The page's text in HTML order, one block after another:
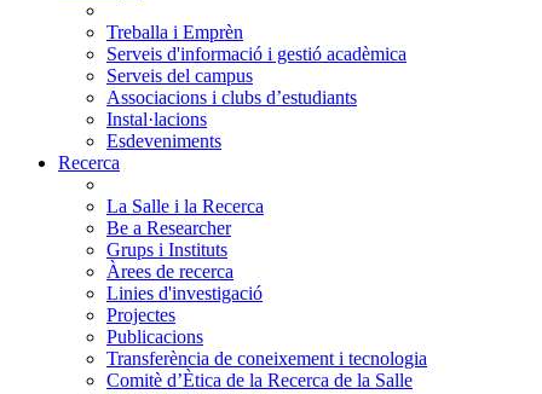
Treballa i Emprèn
Serveis d'informació i gestió acadèmica
Serveis del campus
Associacions i clubs d’estudiants
Instal·lacions
Esdeveniments
Recerca
La Salle i la Recerca
Be a Researcher
Grups i Instituts
Àrees de recerca
Linies d'investigació
Projectes
Publicacions
Transferència de coneixement i tecnologia
Comitè d’Ètica de la Recerca de la Salle